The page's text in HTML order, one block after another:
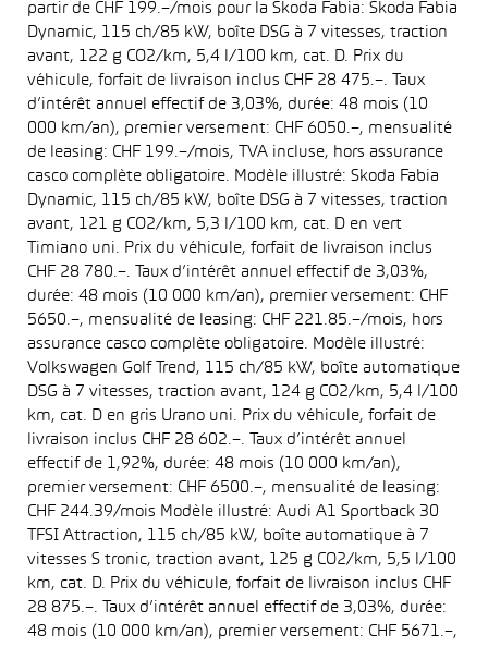
partir de CHF 199.–/mois pour la Skoda Fabia: Skoda Fabia
Dynamic, 115 ch/85 kW, boîte DSG à 7 vitesses, traction
avant, 122 g CO2/km, 5,4 l/100 km, cat. D. Prix du
véhicule, forfait de livraison inclus CHF 28 475.–. Taux
d’intérêt annuel effectif de 3,03%, durée: 48 mois (10
000 km/an), premier versement: CHF 6050.–, mensualité
de leasing: CHF 199.–/mois, TVA incluse, hors assurance
casco complète obligatoire. Modèle illustré: Skoda Fabia
Dynamic, 115 ch/85 kW, boîte DSG à 7 vitesses, traction
avant, 121 g CO2/km, 5,3 l/100 km, cat. D en vert
Timiano uni. Prix du véhicule, forfait de livraison inclus
CHF 28 780.–. Taux d’intérêt annuel effectif de 3,03%,
durée: 48 mois (10 000 km/an), premier versement: CHF
5650.–, mensualité de leasing: CHF 221.85.–/mois, hors
assurance casco complète obligatoire. Modèle illustré:
Volkswagen Golf Trend, 115 ch/85 kW, boîte automatique
DSG à 7 vitesses, traction avant, 124 g CO2/km, 5,4 l/100
km, cat. D en gris Urano uni. Prix du véhicule, forfait de
livraison inclus CHF 28 602.–. Taux d’intérêt annuel
effectif de 1,92%, durée: 48 mois (10 000 km/an),
premier versement: CHF 6500.–, mensualité de leasing:
CHF 244.39/mois Modèle illustré: Audi A1 Sportback 30
TFSI Attraction, 115 ch/85 kW, boîte automatique à 7
vitesses S tronic, traction avant, 125 g CO2/km, 5,5 l/100
km, cat. D. Prix du véhicule, forfait de livraison inclus CHF
28 875.–. Taux d’intérêt annuel effectif de 3,03%, durée:
48 mois (10 000 km/an), premier versement: CHF 5671.–,